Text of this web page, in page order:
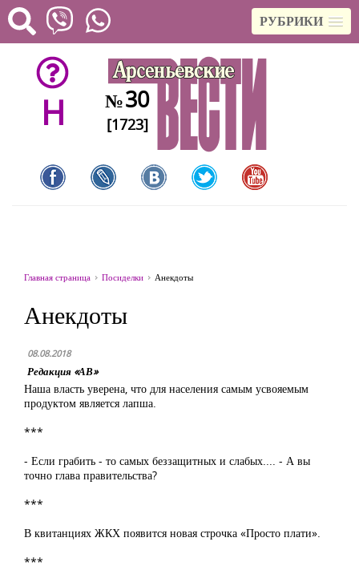
РУБРИКИ
H №30
[1723]
Главная страница Посиделки Анекдоты
Анекдоты
08.08.2018
Редакция «АВ»
Наша власть уверена, что для населения самым усвояемым
продуктом является лапша.
***
- Если грабить - то самых беззащитных и слабых.... - А вы
точно глава правительства?
***
В квитанциях ЖКХ появится новая строчка «Просто плати».
***